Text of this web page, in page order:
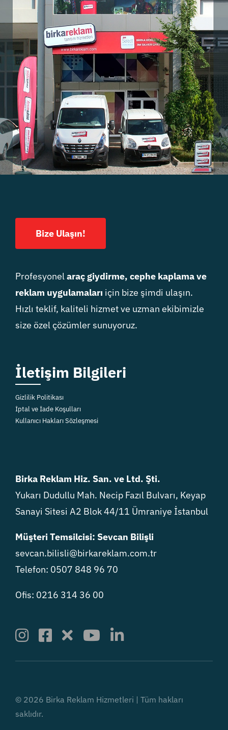
Bize Ulaşın!
Profesyonelaraç giydirme, cephe kaplama ve
reklam uygulamaları için bize şimdi ulaşın.
Hızlı teklif, kaliteli hizmet ve uzman ekibimizle
size özel çözümler sunuyoruz.
İletişim Bilgileri
Gizlilik Politikası
İptal ve İade Koşulları
Kullanıcı Hakları Sözleşmesi
Birka Reklam Hiz. San. ve Ltd. Şti.
Yukarı Dudullu Mah. Necip Fazıl Bulvarı, Keyap
Sanayi Sitesi A2 Blok 44/11 Ümraniye İstanbul
Müşteri Temsilcisi: Sevcan Bilişli
sevcan.bilisli@birkareklam.com.tr
Telefon: 0507 848 96 70
Ofis: 0216 314 36 00
© 2026 Birka Reklam Hizmetleri | Tüm hakları
saklıdır.